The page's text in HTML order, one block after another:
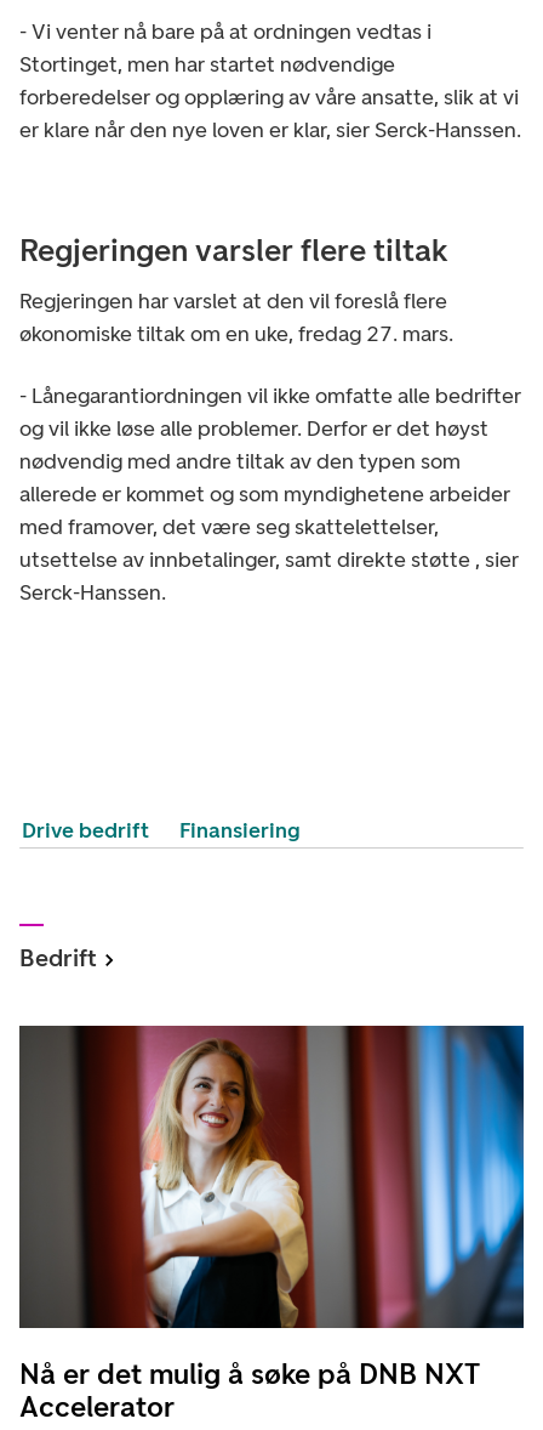
- Vi venter nå bare på at ordningen vedtas i
Stortinget, men har startet nødvendige
forberedelser og opplæring av våre ansatte, slik at vi
er klare når den nye loven er klar, sier Serck-Hanssen.
Regjeringen varsler flere tiltak
Regjeringen har varslet at den vil foreslå flere
økonomiske tiltak om en uke, fredag 27. mars.
- Lånegarantiordningen vil ikke omfatte alle bedrifter
og vil ikke løse alle problemer. Derfor er det høyst
nødvendig med andre tiltak av den typen som
allerede er kommet og som myndighetene arbeider
med framover, det være seg skattelettelser,
utsettelse av innbetalinger, samt direkte støtte , sier
Serck-Hanssen.
Drive bedrift Finansiering
Bedrift
Nå er det mulig å søke på DNB NXT
Accelerator